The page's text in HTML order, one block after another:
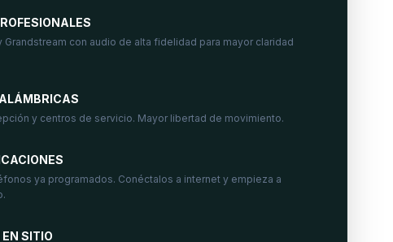
Grandstream con audio de alta fidelidad para mayor claridad
y centros de servicio. Mayor libertad de movimiento.
ya programados. Conéctalos a internet y empieza a
SITIO